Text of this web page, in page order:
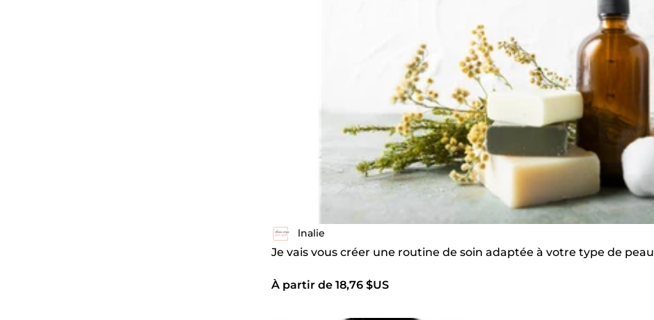
lnalie
Je vais vous créer une routine de soin adaptée à votre type de peau
À partir de 18,76 $US